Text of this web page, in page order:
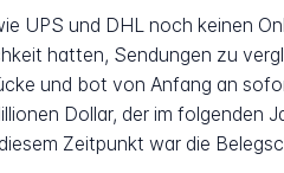
UPS und DHL noch keinen
hatten, Sendungen zu
und bot von Anfang an
Dollar, der im folgenden
Zeitpunkt war die